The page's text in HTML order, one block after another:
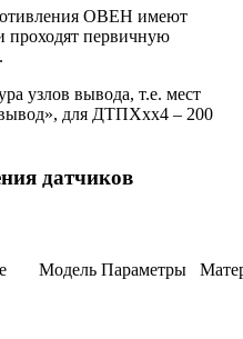
ОВЕН имеют
проходят первичную
узлов вывода, т.е. мест
для ДТПХхх4 – 200
датчиков
Модель Параметры